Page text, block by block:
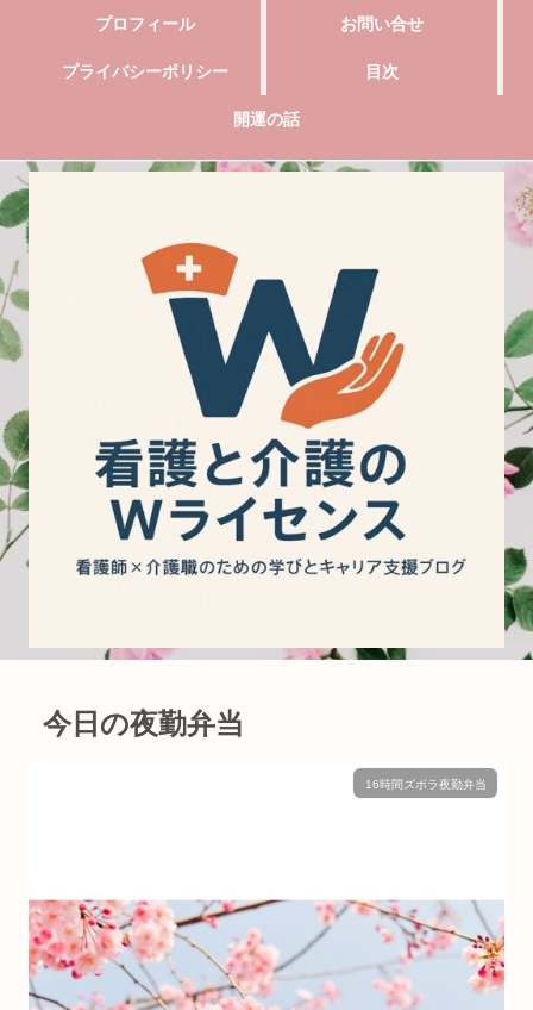
プロフィール お問い合せ
プライバシーポリシー 目次
開運の話
今日の夜勤弁当
16時間ズボラ夜勤弁当